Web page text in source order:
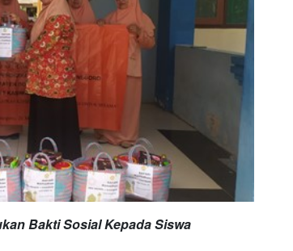
Bakti Sosial Kepada Siswa